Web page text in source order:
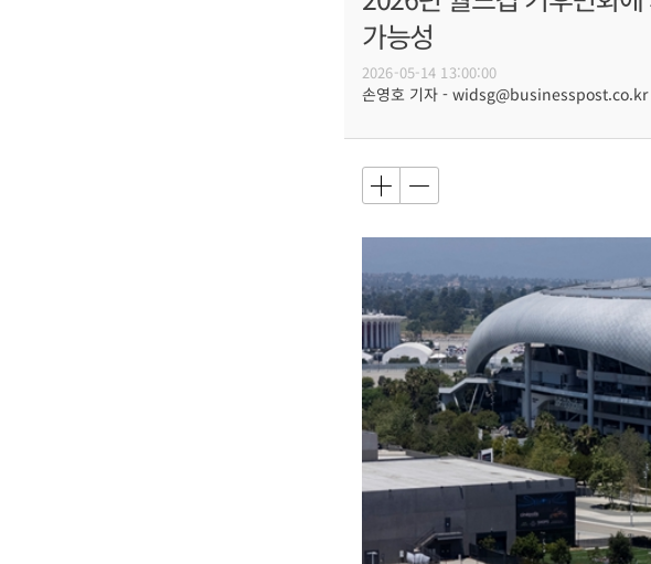
가능성
2026-05-14 13:00:00
손영호 기자 - widsg@businesspost.co.kr